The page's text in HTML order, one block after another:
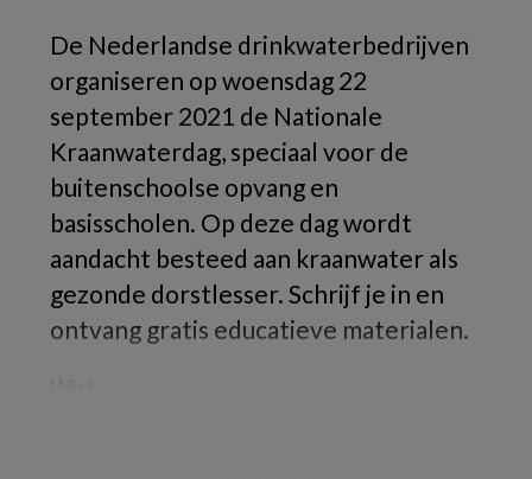
De Nederlandse drinkwaterbedrijven
organiseren op woensdag 22
september 2021 de Nationale
Kraanwaterdag, speciaal voor de
buitenschoolse opvang en
basisscholen. Op deze dag wordt
aandacht besteed aan kraanwater als
gezonde dorstlesser. Schrijf je in en
ontvang gratis educatieve materialen.